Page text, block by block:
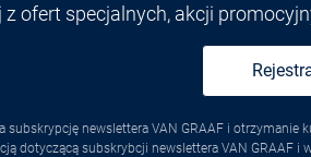
z ofert specjalnych, akcji
subskrypcję newslettera VAN GRAAF i otrzymanie
dotyczącą subskrybcji newslettera VAN GRAAF i